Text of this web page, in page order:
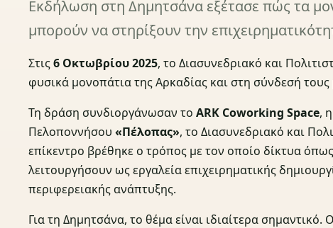
Εκδήλωση στη Δημητσάνα εξέτασε πώς τα
μπορούν να στηρίξουν την
Στις6 Οκτωβρίου 2025, το Διασυνεδριακό και
φυσικά μονοπάτια της Αρκαδίας και στη σύνδεσή τους
Τη δράση συνδιοργάνωσαν τοARK Coworking Space,
Πελοποννήσου«Πέλοπας», το Διασυνεδριακό και
επίκεντρο βρέθηκε ο τρόπος με τον οποίο δίκτυα
λειτουργήσουν ως εργαλεία επιχειρηματικής
περιφερειακής ανάπτυξης.
Για τη Δημητσάνα, το θέμα είναι ιδιαίτερα